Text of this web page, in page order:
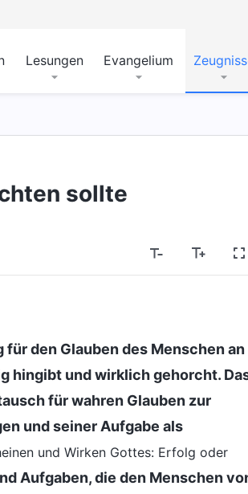
Lesungen Evangelium
sollte
den Glauben des Menschen an
hingibt und wirklich gehorcht.
für wahren Glauben zur
und seiner Aufgabe als
und Wirken Gottes: Erfolg oder
Aufgaben, die den Menschen